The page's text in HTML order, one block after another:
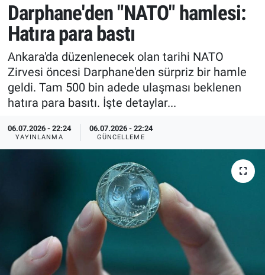
Darphane'den "NATO" hamlesi:
Hatıra para bastı
Ankara'da düzenlenecek olan tarihi NATO
Zirvesi öncesi Darphane'den sürpriz bir hamle
geldi. Tam 500 bin adede ulaşması beklenen
hatıra para basıtı. İşte detaylar...
06.07.2026 - 22:24
YAYINLANMA
06.07.2026 - 22:24
GÜNCELLEME
Erişim Bilgileri
Ekonomi
Trend
Özel Haberler
Yazarlar
Erişim Bilgileri
Spor
Ekonomi
Dünya
Medya
Erişim Bilgileri
Sağlık
Erişim Bilgileri
Tüm Manşetler
Son Dakika Haberleri
Haber Arşivi